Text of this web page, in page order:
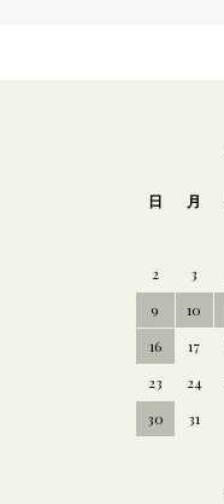
日 月
2
3
9
10
16
17
23
24
30
31